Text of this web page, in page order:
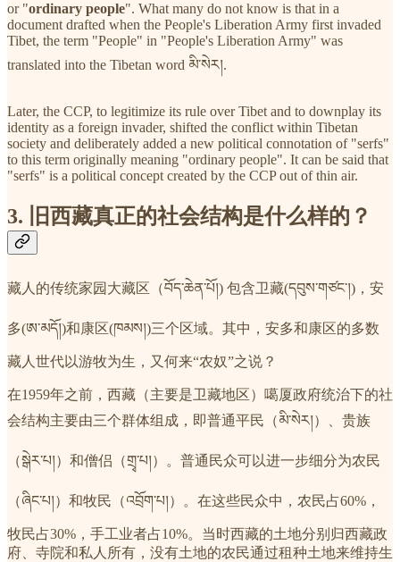
or "ordinary people". What many do not know is that in a
document drafted when the People's Liberation Army first invaded
Tibet, the term "People" in "People's Liberation Army" was
translated into the Tibetan word མི་སེར།.
Later, the CCP, to legitimize its rule over Tibet and to downplay its
identity as a foreign invader, shifted the conflict within Tibetan
society and deliberately added a new political connotation of "serfs"
to this term originally meaning "ordinary people". It can be said that
"serfs" is a political concept created by the CCP out of thin air.
3. 旧西藏真正的社会结构是什么样的？
藏人的传统家园大藏区（བོད་ཆེན་པོ།) 包含卫藏(དབུས་གཙང་།)，安
多(ཨ་མདོ།)和康区(ཁམས།)三个区域。其中，安多和康区的多数
藏人世代以游牧为生，又何来“农奴”之说？
在1959年之前，西藏（主要是卫藏地区）噶厦政府统治下的社
会结构主要由三个群体组成，即普通平民（མི་སེར།）、贵族
（སྒེར་པ།）和僧侣（གྲྭ་པ།）。普通民众可以进一步细分为农民
（ཞིང་པ།）和牧民（འབྲོག་པ།）。在这些民众中，农民占60%，
牧民占30%，手工业者占10%。当时西藏的土地分别归西藏政
府、寺院和私人所有，没有土地的农民通过租种土地来维持生